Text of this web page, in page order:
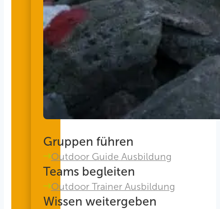
Gruppen führen
Outdoor Guide Ausbildung
Teams begleiten
Outdoor Trainer Ausbildung
Wissen weitergeben